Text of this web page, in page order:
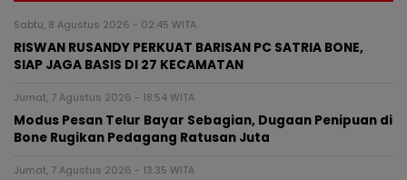
Sabtu, 8 Agustus 2026 - 02:45 WITA
RISWAN RUSANDY PERKUAT BARISAN PC SATRIA BONE,
SIAP JAGA BASIS DI 27 KECAMATAN
Jumat, 7 Agustus 2026 - 18:54 WITA
Modus Pesan Telur Bayar Sebagian, Dugaan Penipuan di
Bone Rugikan Pedagang Ratusan Juta
Jumat, 7 Agustus 2026 - 13:35 WITA